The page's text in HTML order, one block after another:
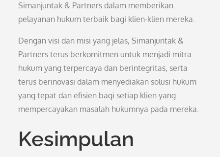
Simanjuntak & Partners dalam memberikan
pelayanan hukum terbaik bagi klien-klien mereka.
Dengan visi dan misi yang jelas, Simanjuntak &
Partners terus berkomitmen untuk menjadi mitra
hukum yang terpercaya dan berintegritas, serta
terus berinovasi dalam menyediakan solusi hukum
yang tepat dan efisien bagi setiap klien yang
mempercayakan masalah hukumnya pada mereka.
Kesimpulan